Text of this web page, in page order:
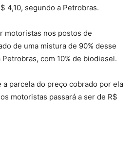
4,10, segundo a Petrobras.
motoristas nos postos de
de uma mistura de 90% desse
com 10% de biodiesel.
a parcela do preço cobrado por ela
motoristas passará a ser de R$